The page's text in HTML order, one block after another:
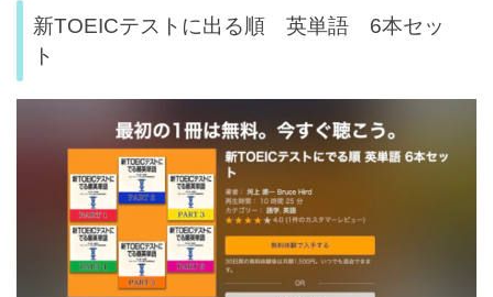
新TOEICテストに出る順 英単語 6本セッ
ト